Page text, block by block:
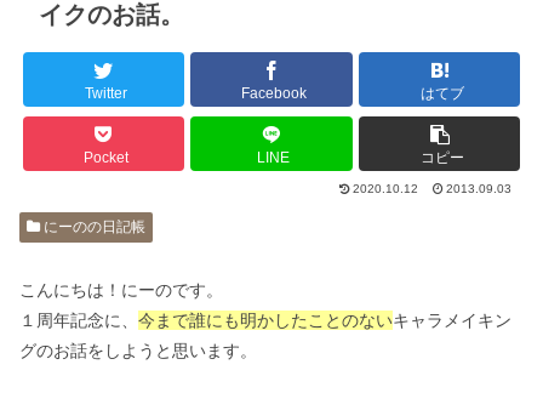
イクのお話。
Twitter Facebook はてブ
Pocket LINE コピー
2020.10.12 2013.09.03
にーのの日記帳
こんにちは！にーのです。
１周年記念に、 今まで誰にも明かしたことのないキャラメイキン
グのお話をしようと思います。